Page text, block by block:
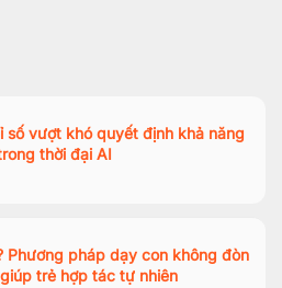
số vượt khó quyết định khả năng
thời đại AI
Phương pháp dạy con không đòn
trẻ hợp tác tự nhiên